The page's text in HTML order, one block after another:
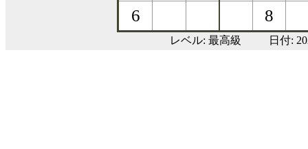
レベル: 最高級 日付: